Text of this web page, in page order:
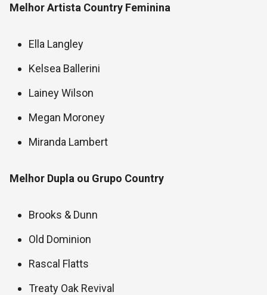
Melhor Artista Country Feminina
Ella Langley
Kelsea Ballerini
Lainey Wilson
Megan Moroney
Miranda Lambert
Melhor Dupla ou Grupo Country
Brooks & Dunn
Old Dominion
Rascal Flatts
Treaty Oak Revival